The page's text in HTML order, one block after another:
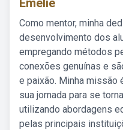
Emelie
Como mentor, minha
desenvolvimento dos
empregando métodos
conexões genuínas e
e paixão. Minha missão
sua jornada para se
utilizando abordagens
pelas principais